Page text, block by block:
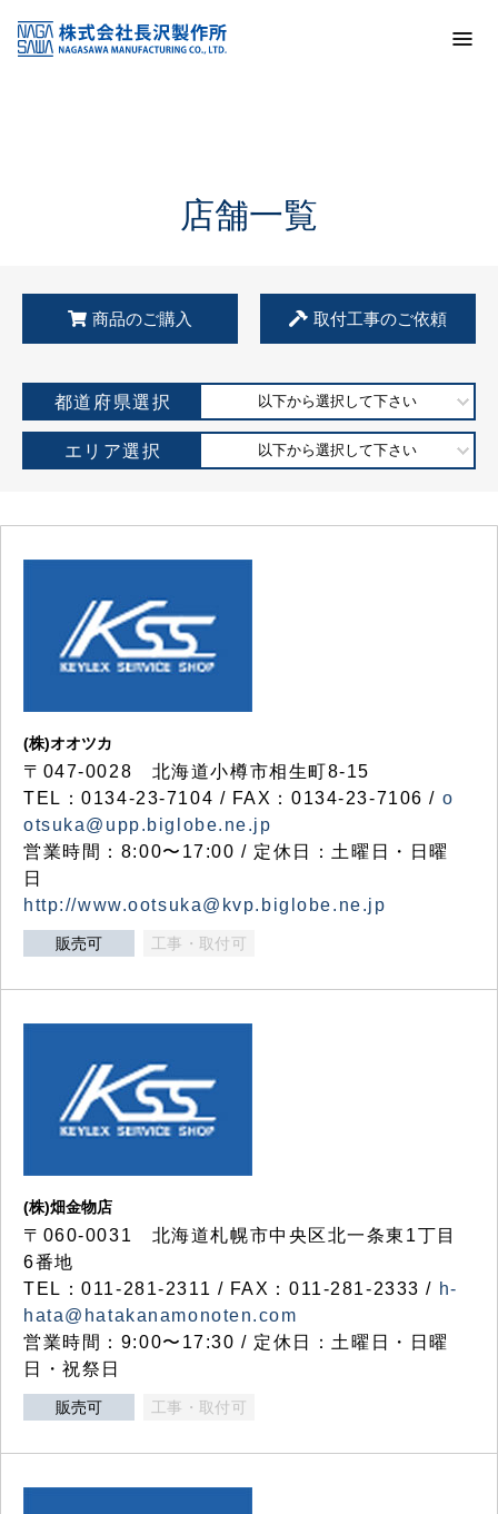
KSS加盟店・取扱店情報
店舗一覧
店舗一覧
商品のご購入 取付工事のご依頼
都道府県選択 以下から選択して下さい
エリア選択 以下から選択して下さい
(株)オオツカ
〒047-0028 北海道小樽市相生町8-15
TEL：0134-23-7104 / FAX：0134-23-7106 / o
otsuka@upp.biglobe.ne.jp
営業時間：8:00〜17:00 / 定休日：土曜日・日曜
日
http://www.ootsuka@kvp.biglobe.ne.jp
販売可 工事・取付可
(株)畑金物店
〒060-0031 北海道札幌市中央区北一条東1丁目
6番地
TEL：011-281-2311 / FAX：011-281-2333 / h-
hata@hatakanamonoten.com
営業時間：9:00〜17:30 / 定休日：土曜日・日曜
日・祝祭日
販売可 工事・取付可